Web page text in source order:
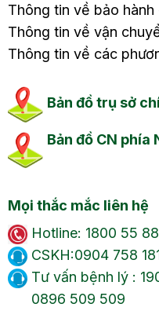
Thông tin về bảo
Thông tin về vận
Thông tin về các
Bản đồ trụ sở
Bản đồ CN phía
Mọi thắc mắc liên hệ
Hotline: 1800 55
CSKH:0904 758
Tư vấn bệnh lý :
0896 509 509